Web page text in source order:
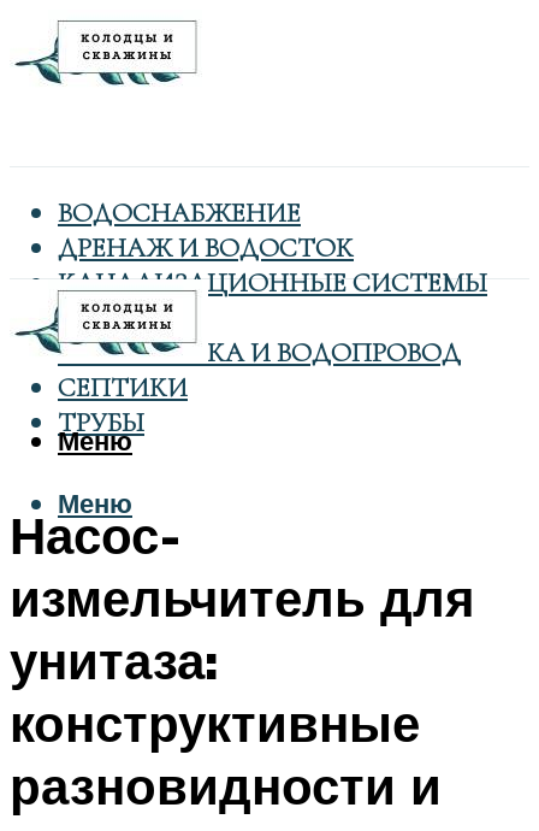
ВОДОСНАБЖЕНИЕ
ДРЕНАЖ И ВОДОСТОК
КАНАЛИЗАЦИОННЫЕ СИСТЕМЫ
КОЛОДЦЫ
САНТЕХНИКА И ВОДОПРОВОД
СЕПТИКИ
ТРУБЫ
Меню
Меню
Насос-
измельчитель для
унитаза:
конструктивные
разновидности и